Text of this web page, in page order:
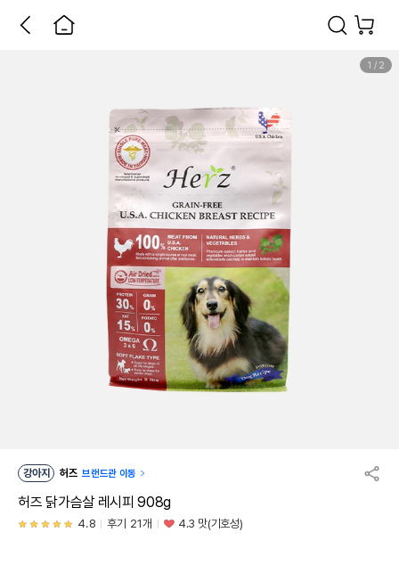
1 / 2
강아지 허즈 브랜드관 이동
허즈 닭가슴살 레시피 908g
4.8 후기 21개 4.3 맛(기호성)